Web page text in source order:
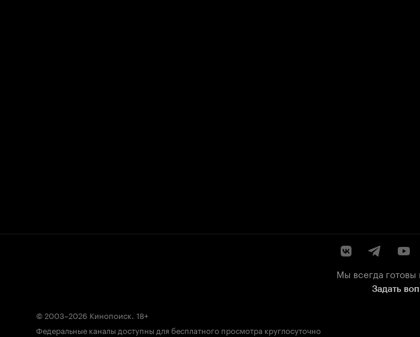
Мы всегда готовы
Задать
© 2003–2026 Кинопоиск. 18+
Федеральные каналы доступны для бесплатного просмотра круглосуточно